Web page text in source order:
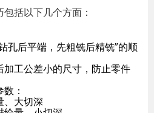
括以下几个方面：
孔后平端，先粗铣后精铣”的顺
工公差小的尺寸，防止零件
：
、大切深